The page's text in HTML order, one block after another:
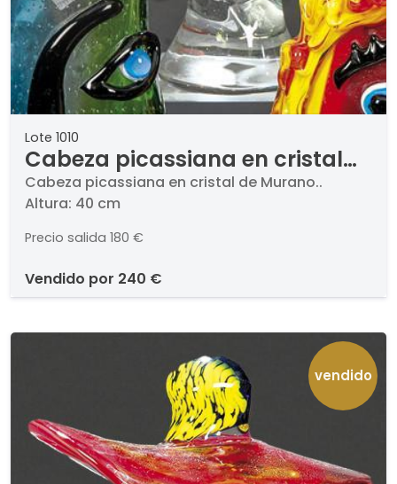
Lote 1010
Cabeza picassiana en cristal
de Murano.
Cabeza picassiana en cristal de Murano..
Altura: 40 cm
Precio salida 180 €
vendido por 240 €
vendido